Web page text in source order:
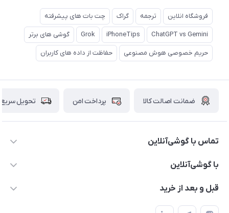
فروشگاه انلاین ترجمه گراک چت بات های پیشرفته
ChatGPT vs Gemini
iPhoneTips
Grok گوشی های برتر
حریم خصوصی هوش مصنوعی حفاظت از داده های کاربران
ضمانت اصالت کالا پرداخت امن تحویل سریع
تماس با گوشی‌آنلاین
۰۲۱91001221
با گوشی‌آنلاین
درباره ما
قبل و بعد از خرید
نحوه خرید از گوشی آنلاین